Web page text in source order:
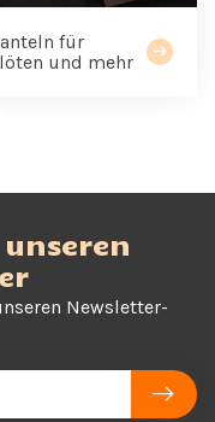
für
und mehr
Newsletter-